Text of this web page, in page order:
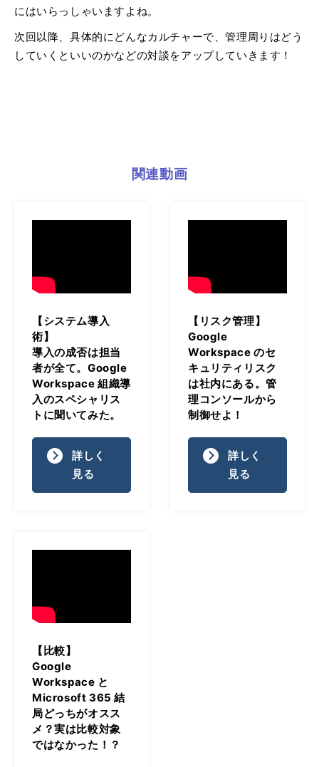
にはいらっしゃいますよね。
次回以降、具体的にどんなカルチャーで、管理周りはどう
していくといいのかなどの対談をアップしていきます！
関連動画
【システム導入
術】
導入の成否は担当
者が全て。Google
Workspace 組織導
入のスペシャリス
トに聞いてみた。
詳しく
見る
【リスク管理】
Google
Workspace のセ
キュリティリスク
は社内にある。管
理コンソールから
制御せよ！
詳しく
見る
【比較】
Google
Workspace と
Microsoft 365 結
局どっちがオスス
メ？実は比較対象
ではなかった！？